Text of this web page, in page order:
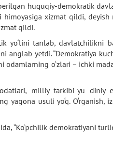
huquqiy-demokratik
xizmat qildi,
qildi.
yo‘lini tanlab,
yetdi. “Demokratiya
odamlarning o‘zlari – ichki
milliy tarkibi-yu
usuli yo‘q.
“Ko‘pchilik demokratiyani